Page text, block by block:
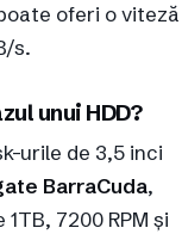
oferi o viteză
s.
unui HDD?
urile de 3,5 inci
BarraCuda,
7200 RPM și